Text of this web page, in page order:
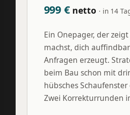
999 €netto · in 14
Ein Onepager, der
machst, dich
Anfragen erzeugt.
beim Bau schon mit
hübsches Schaufenster
Zwei Korrekturrunden